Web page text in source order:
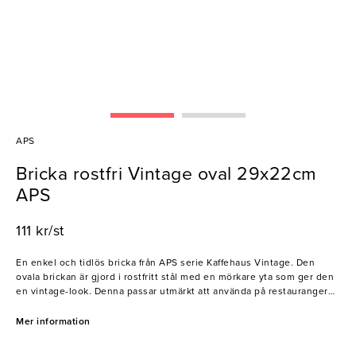
APS
Bricka rostfri Vintage oval 29x22cm
APS
111 kr/st
En enkel och tidlös bricka från APS serie Kaffehaus Vintage. Den
ovala brickan är gjord i rostfritt stål med en mörkare yta som ger den
en vintage-look. Denna passar utmärkt att använda på restauranger
kan med sin rustika design ta plats i alla miljöer.
Mer information